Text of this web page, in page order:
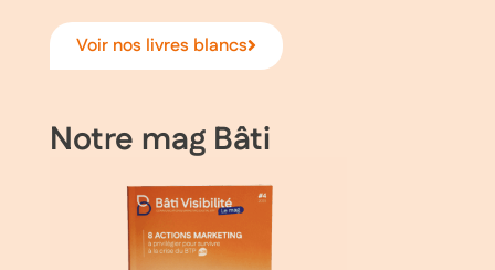
Voir nos livres blancs
Notre mag Bâti